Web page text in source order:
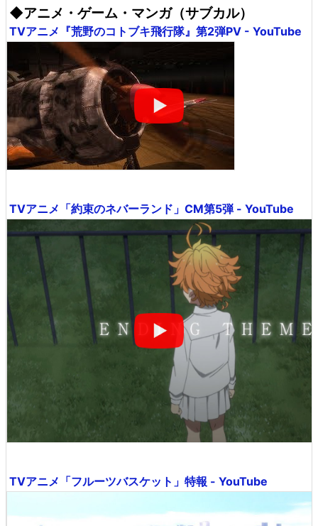
◆アニメ・ゲーム・マンガ（サブカル）
TVアニメ『荒野のコトブキ飛行隊』第2弾PV - YouTube
TVアニメ「約束のネバーランド」CM第5弾 - YouTube
TVアニメ「フルーツバスケット」特報 - YouTube